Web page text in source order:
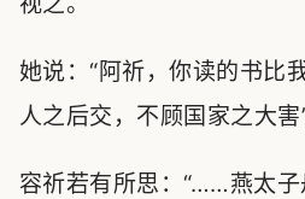
她说：“阿祈，你读的书比
人之后交，不顾国家之大害
容祈若有所思：“……燕太子